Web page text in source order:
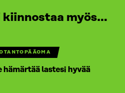
myös...
lastesi hyvää